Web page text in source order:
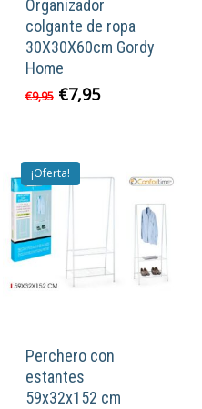
Organizador
colgante de ropa
30X30X60cm Gordy
Home
€9,95 El
€9,95.
€7,95El
€7,95.
¡Oferta!
Perchero con
estantes
59x32x152 cm